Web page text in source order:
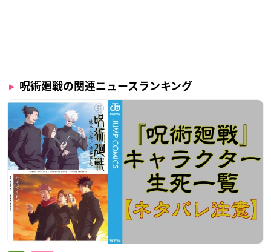
呪術廻戦の関連ニュースランキング